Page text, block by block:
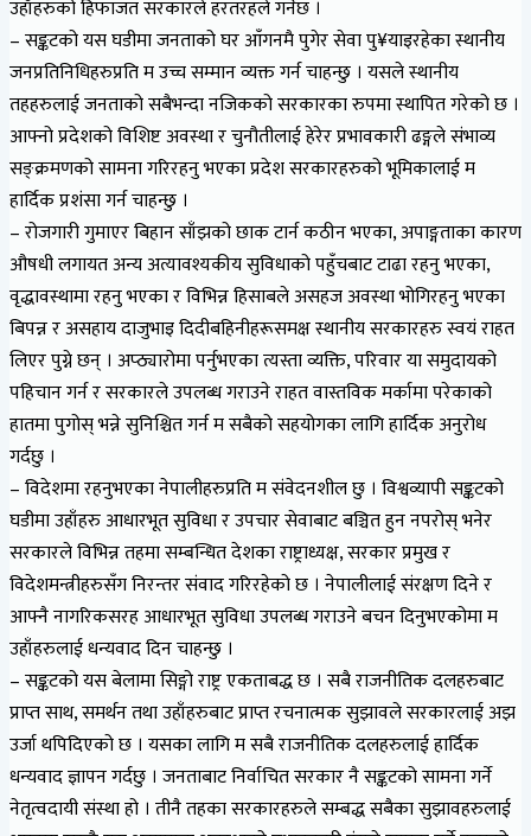
उहाँहरुको हिफाजत सरकारले हरतरहले गर्नेछ ।
– सङ्कटको यस घडीमा जनताको घर आँगनमै पुगेर सेवा पु¥याइरहेका स्थानीय
जनप्रतिनिधिहरुप्रति म उच्च सम्मान व्यक्त गर्न चाहन्छु । यसले स्थानीय
तहहरुलाई जनताको सबैभन्दा नजिकको सरकारका रुपमा स्थापित गरेको छ ।
आफ्नो प्रदेशको विशिष्ट अवस्था र चुनौतीलाई हेरेर प्रभावकारी ढङ्गले संभाव्य
सङ्क्रमणको सामना गरिरहनु भएका प्रदेश सरकारहरुको भूमिकालाई म
हार्दिक प्रशंसा गर्न चाहन्छु ।
– रोजगारी गुमाएर बिहान साँझको छाक टार्न कठीन भएका, अपाङ्गताका कारण
औषधी लगायत अन्य अत्यावश्यकीय सुविधाको पहुँचबाट टाढा रहनु भएका,
वृद्धावस्थामा रहनु भएका र विभिन्न हिसाबले असहज अवस्था भोगिरहनु भएका
बिपन्न र असहाय दाजुभाइ दिदीबहिनीहरूसमक्ष स्थानीय सरकारहरु स्वयं राहत
लिएर पुग्ने छन् । अप्ठ्यारोमा पर्नुभएका त्यस्ता व्यक्ति, परिवार या समुदायको
पहिचान गर्न र सरकारले उपलब्ध गराउने राहत वास्तविक मर्कामा परेकाको
हातमा पुगोस् भन्ने सुनिश्चित गर्न म सबैको सहयोगका लागि हार्दिक अनुरोध
गर्दछु ।
– विदेशमा रहनुभएका नेपालीहरुप्रति म संवेदनशील छु । विश्वव्यापी सङ्कटको
घडीमा उहाँहरु आधारभूत सुविधा र उपचार सेवाबाट बञ्चित हुन नपरोस् भनेर
सरकारले विभिन्न तहमा सम्बन्धित देशका राष्ट्राध्यक्ष, सरकार प्रमुख र
विदेशमन्त्रीहरुसँग निरन्तर संवाद गरिरहेको छ । नेपालीलाई संरक्षण दिने र
आफ्नै नागरिकसरह आधारभूत सुविधा उपलब्ध गराउने बचन दिनुभएकोमा म
उहाँहरुलाई धन्यवाद दिन चाहन्छु ।
– सङ्कटको यस बेलामा सिङ्गो राष्ट्र एकताबद्ध छ । सबै राजनीतिक दलहरुबाट
प्राप्त साथ, समर्थन तथा उहाँहरुबाट प्राप्त रचनात्मक सुझावले सरकारलाई अझ
उर्जा थपिदिएको छ । यसका लागि म सबै राजनीतिक दलहरुलाई हार्दिक
धन्यवाद ज्ञापन गर्दछु । जनताबाट निर्वाचित सरकार नै सङ्कटको सामना गर्ने
नेतृत्वदायी संस्था हो । तीनै तहका सरकारहरुले सम्बद्ध सबैका सुझावहरुलाई